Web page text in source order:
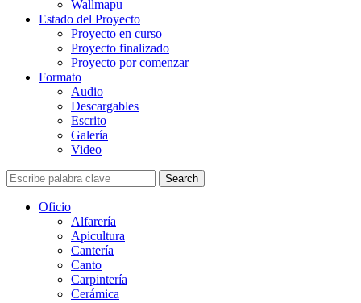
Wallmapu
Estado del Proyecto
Proyecto en curso
Proyecto finalizado
Proyecto por comenzar
Formato
Audio
Descargables
Escrito
Galería
Video
Search
Oficio
Alfarería
Apicultura
Cantería
Canto
Carpintería
Cerámica